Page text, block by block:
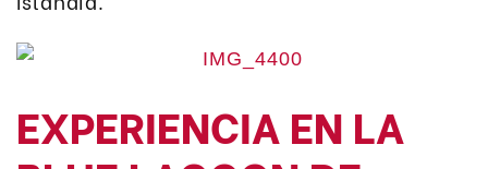
EXPERIENCIA EN LA